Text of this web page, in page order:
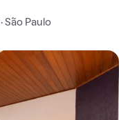
São Paulo